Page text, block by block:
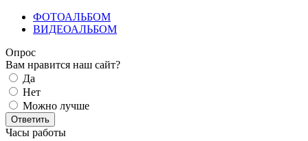
ФОТОАЛЬБОМ
ВИДЕОАЛЬБОМ
Опрос
Вам нравится наш сайт?
Да
Нет
Можно лучше
Ответить
Часы работы